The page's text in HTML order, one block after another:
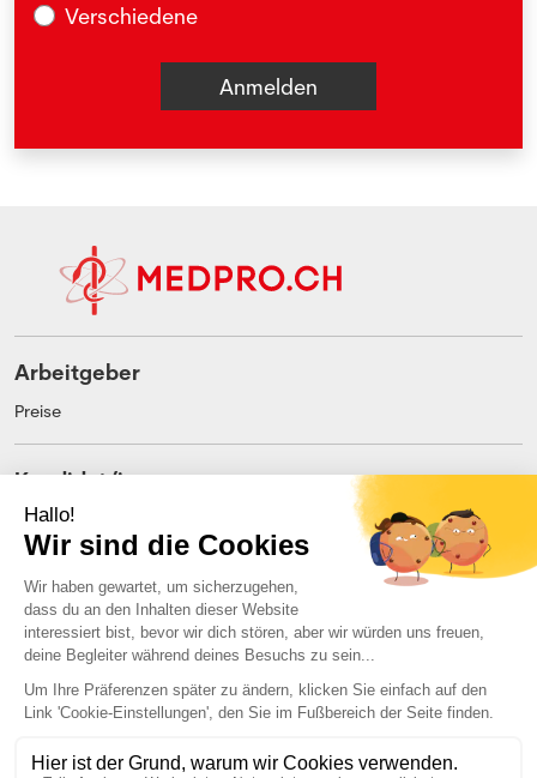
Verschiedene
Arbeitgeber
Preise
Kandidat/in
Preise
Unternehmen
Über uns
Impressum
Kontakt
AGB Allgemeine Nutzungsbedingungen